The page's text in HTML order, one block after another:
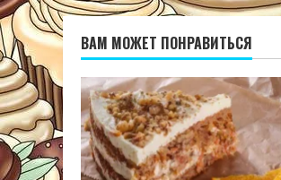
ВАМ МОЖЕТ ПОНРАВИТЬСЯ